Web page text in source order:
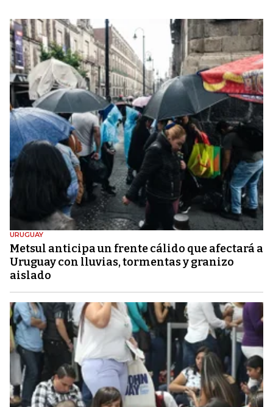
URUGUAY
Metsul anticipa un frente cálido que afectará a
Uruguay con lluvias, tormentas y granizo
aislado